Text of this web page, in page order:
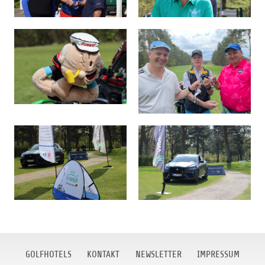
GOLFHOTELS KONTAKT NEWSLETTER
IMPRESSUM